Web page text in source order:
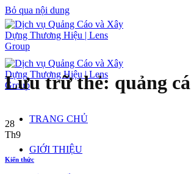
Bỏ qua nội dung
TRANG CHỦ
GIỚI THIỆU
Lưu trữ thẻ: quảng
28
Th9
Kiến thức